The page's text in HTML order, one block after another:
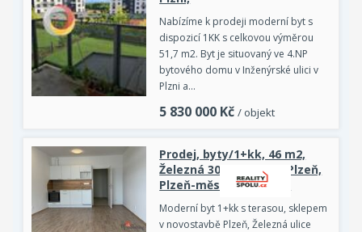
Nabízíme k prodeji moderní byt s
dispozicí 1KK s celkovou výměrou
51,7 m2. Byt je situovaný ve 4.NP
bytového domu v Inženýrské ulici v
Plzni a…
5 830 000 Kč / objekt
Prodej, byty/1+kk, 46 m2,
Železná 3057/8, 30100 Plzeň,
Plzeň-město [ID 86525]
Moderní byt 1+kk s terasou, sklepem
v novostavbě Plzeň, Železná ulice